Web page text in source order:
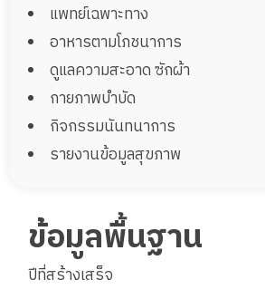
แพทย์เฉพาะทาง
อาหารตามโภชนาการ
ดูแลความสะอาด ซักผ้า
กายภาพบำบัด
กิจกรรมนันทนาการ
รายงานข้อมูลสุขภาพ
ข้อมูลพื้นฐาน
ปีที่สร้างเสร็จ